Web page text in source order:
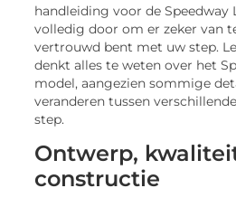
handleiding voor de Speedway
volledig door om er zeker van
vertrouwd bent met uw step.
denkt alles te weten over het
model, aangezien sommige
veranderen tussen
step.
Ontwerp,
constructie